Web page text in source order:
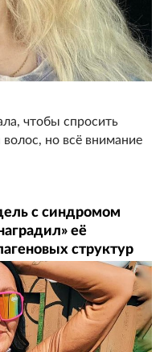
чтобы спросить
но всё внимание
с синдромом
её
структур